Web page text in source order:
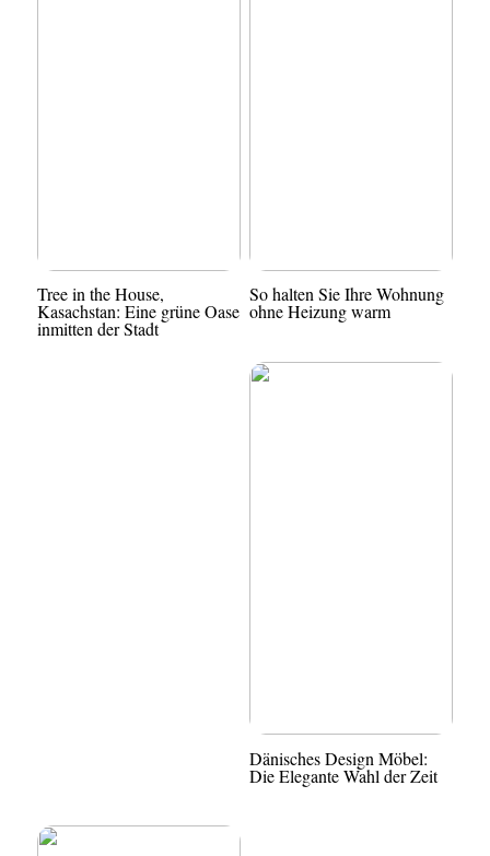
Tree in the House,
Kasachstan: Eine grüne Oase
inmitten der Stadt
So halten Sie Ihre Wohnung
ohne Heizung warm
Dänisches Design Möbel:
Die Elegante Wahl der Zeit